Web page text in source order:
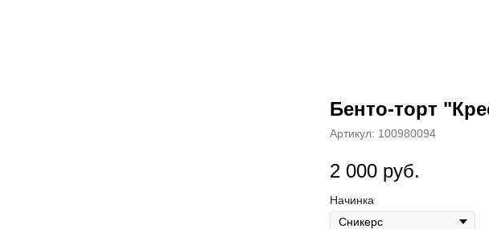
Бенто-торт
Артикул: 100980094
2 000 руб.
Начинка